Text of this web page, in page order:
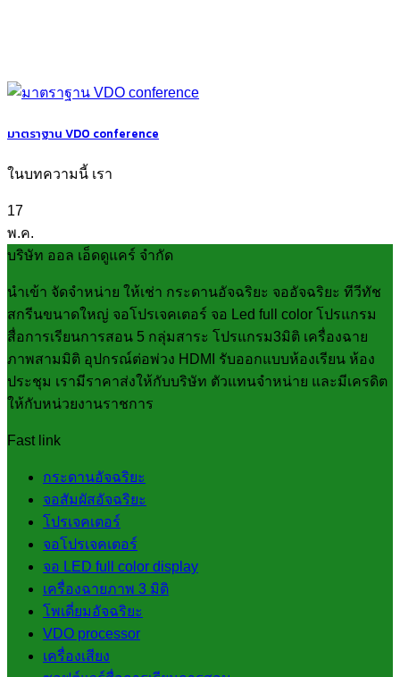
มาตราฐาน VDO conference
ในบทความนี้ เรา
17
พ.ค.
บริษัท ออล เอ็ดดูแคร์ จำกัด
นำเข้า จัดจำหน่าย ให้เช่า กระดานอัจฉริยะ จออัจฉริยะ ทีวีทัช
สกรีนขนาดใหญ่ จอโปรเจคเตอร์ จอ Led full color โปรแกรม
สื่อการเรียนการสอน 5 กลุ่มสาระ โปรแกรม3มิติ เครื่องฉาย
ภาพสามมิติ อุปกรณ์ต่อพ่วง HDMI รับออกแบบห้องเรียน ห้อง
ประชุม เรามีราคาส่งให้กับบริษัท ตัวแทนจำหน่าย และมีเครดิต
ให้กับหน่วยงานราชการ
Fast link
กระดานอัจฉริยะ
จอสัมผัสอัจฉริยะ
โปรเจคเตอร์
จอโปรเจคเตอร์
จอ LED full color display
เครื่องฉายภาพ 3 มิติ
โพเดี่ยมอัจฉริยะ
VDO processor
เครื่องเสียง